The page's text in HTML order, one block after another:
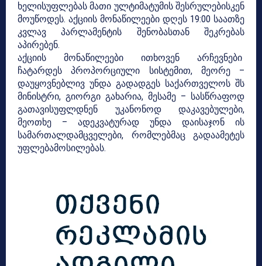
ხელისუფლებას მათი ულტიმატუმის შესრულებისკენ
მოუწოდეს. აქციის მონაწილეები დღეს 19:00 საათზე
კვლავ პარლამენტის შენობასთან შეკრებას
აპირებენ.
აქციის მონაწილეები ითხოვენ არჩევნები
ჩატარდეს პროპორციული სისტემით, მეორე –
დაუყოვნებლივ უნდა გადადგეს საქართველოს შს
მინისტრი, გიორგი გახარია, მესამე – სასწრაფოდ
გათავისუფლდნენ უკანონოდ დაკავებულები,
მეოთხე – ადეკვატურად უნდა დაისაჯონ ის
სამართალდამცველები, რომლებმაც გადაამეტეს
უფლებამოსილებას.